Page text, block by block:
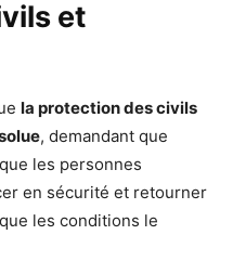
et
la protection des civils
, demandant que
les personnes
en sécurité et retourner
les conditions le